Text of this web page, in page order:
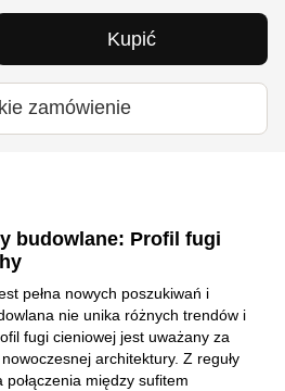
Kupić
zamówienie
budowlane: Profil fugi
pełna nowych poszukiwań i
nie unika różnych trendów i
fugi cieniowej jest uważany za
architektury. Z reguły
między sufitem